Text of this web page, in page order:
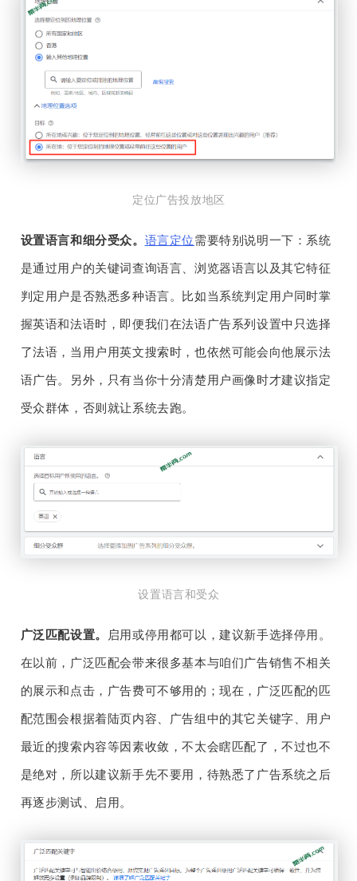
定位广告投放地区
设置语言和细分受众。 语言定位需要特别说明一下：系统
是通过用户的关键词查询语言、浏览器语言以及其它特征
判定用户是否熟悉多种语言。比如当系统判定用户同时掌
握英语和法语时，即便我们在法语广告系列设置中只选择
了法语，当用户用英文搜索时，也依然可能会向他展示法
语广告。另外，只有当你十分清楚用户画像时才建议指定
受众群体，否则就让系统去跑。
设置语言和受众
广泛匹配设置。
启用或停用都可以，建议新手选择停用。
在以前，广泛匹配会带来很多基本与咱们广告销售不相关
的展示和点击，广告费可不够用的；现在，广泛匹配的匹
配范围会根据着陆页内容、广告组中的其它关键字、用户
最近的搜索内容等因素收敛，不太会瞎匹配了，不过也不
是绝对，所以建议新手先不要用，待熟悉了广告系统之后
再逐步测试、启用。